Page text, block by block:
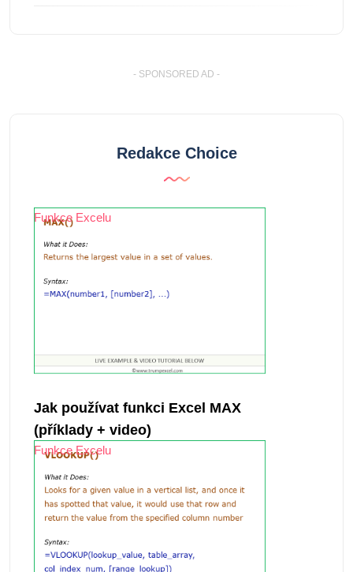
- SPONSORED AD -
Redakce Choice
Funkce Excelu
Jak používat funkci Excel MAX
(příklady + video)
Funkce Excelu